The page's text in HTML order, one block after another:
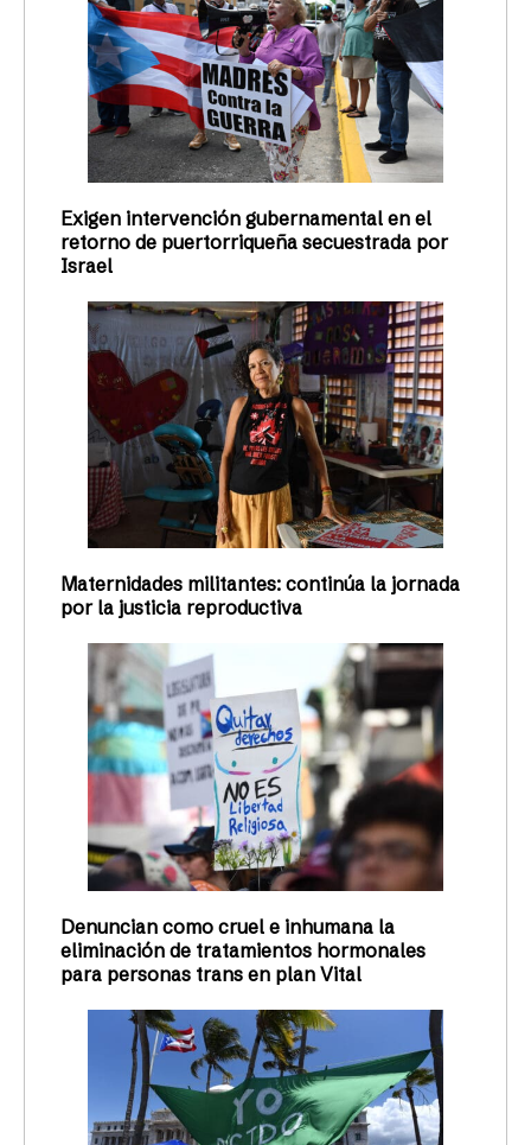
Exigen intervención gubernamental en el
retorno de puertorriqueña secuestrada por
Israel
Maternidades militantes: continúa la jornada
por la justicia reproductiva
Denuncian como cruel e inhumana la
eliminación de tratamientos hormonales
para personas trans en plan Vital